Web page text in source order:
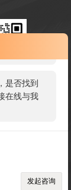
高兴为您
问题呢？
是否找到
在线与我
发起咨询
系
保在线